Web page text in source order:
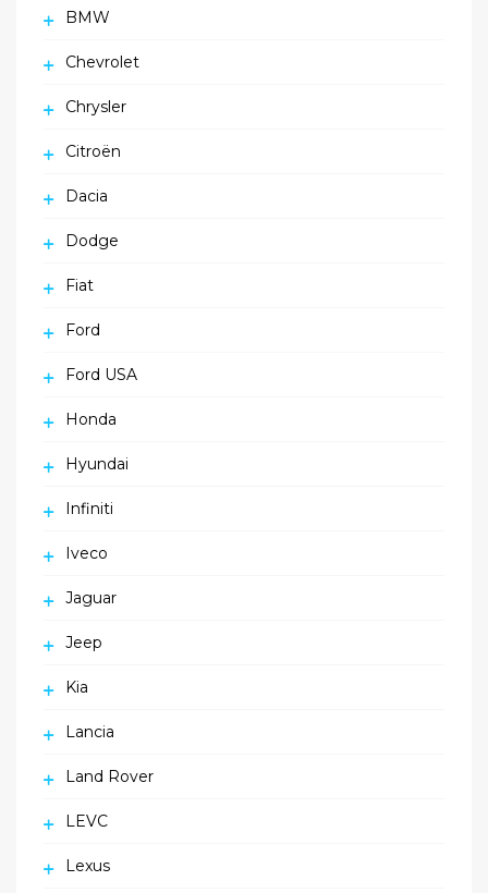
BMW
Chevrolet
Chrysler
Citroën
Dacia
Dodge
Fiat
Ford
Ford USA
Honda
Hyundai
Infiniti
Iveco
Jaguar
Jeep
Kia
Lancia
Land Rover
LEVC
Lexus